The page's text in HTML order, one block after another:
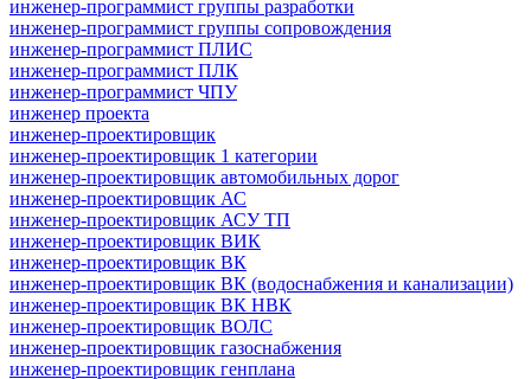
инженер-программист группы разработки
инженер-программист группы сопровождения
инженер-программист ПЛИС
инженер-программист ПЛК
инженер-программист ЧПУ
инженер проекта
инженер-проектировщик
инженер-проектировщик 1 категории
инженер-проектировщик автомобильных дорог
инженер-проектировщик АС
инженер-проектировщик АСУ ТП
инженер-проектировщик ВИК
инженер-проектировщик ВК
инженер-проектировщик ВК (водоснабжения и канализации)
инженер-проектировщик ВК НВК
инженер-проектировщик ВОЛС
инженер-проектировщик газоснабжения
инженер-проектировщик генплана